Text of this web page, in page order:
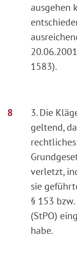
ausgehen
1583).
3. Die
geltend,
verletzt,
sie
§ 153
(StPO)
habe.